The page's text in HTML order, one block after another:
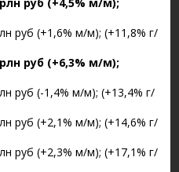
руб (+1,6% м/м); (+11,8% г/
руб (+6,3% м/м);
руб (-1,4% м/м); (+13,4% г/
руб (+2,1% м/м); (+14,6% г/
руб (+2,3% м/м); (+17,1% г/